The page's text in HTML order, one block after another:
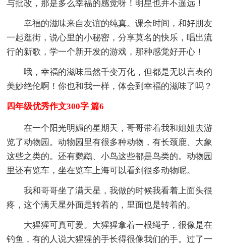
与批改，那是多么幸福的感觉呀！明星也并不遥远！
幸福的滋味来自友谊的纯真。课余时间，和好朋友
一起逛街，说心里的小秘密，分享莫名的快乐，唱出流
行的新歌，学一个新开发的游戏，那种感觉好开心！
哦，幸福的滋味虽然千变万化，但都是无以言表的
美妙绝伦啊！你也和我一样，体会到幸福的滋味了吗？
四年级优秀作文300字 篇6
在一个阳光明媚的星期天，哥哥带着我和姐姐去游
览了动物园。动物园里有很多种动物，有长颈鹿、大象
这些之类的。还有鹦鹉、小鸟这些都是鸟类的。动物园
里还有览车，坐在览车上海可以看到很多动物呢。
我和哥哥坐了满天星，我做的时候我看着上面头很
疼，这个满天星外面是转着的，里面也是转着的。
大猩猩可真可爱。大猩猩拿着一根绳子，很像是在
钓鱼，有的人说大猩猩的手长得很像我们的手。过了一